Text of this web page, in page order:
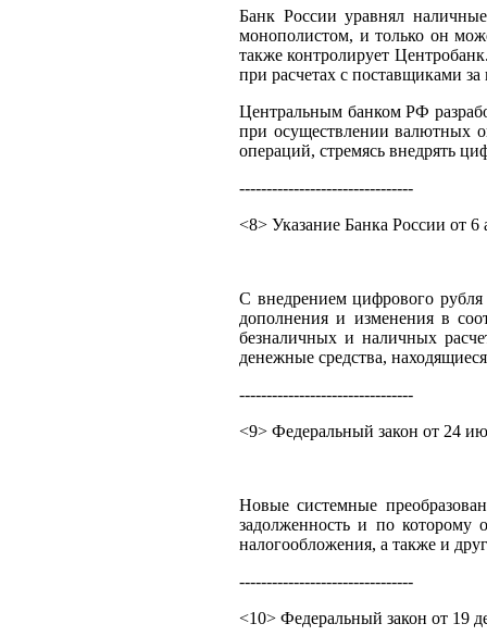
Банк России уравнял
монополистом, и только он
также контролирует
при расчетах с поставщиками
Центральным банком РФ
при осуществлении валютных
операций, стремясь внедрять
--------------------------------
<8> Указание Банка России от
С внедрением цифрового
дополнения и изменения в
безналичных и наличных
денежные средства,
--------------------------------
<9> Федеральный закон от 24
Новые системные
задолженность и по которому
налогообложения, а также и
--------------------------------
<10> Федеральный закон от 19